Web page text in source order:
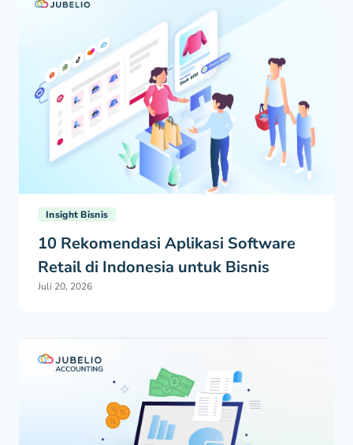
Insight Bisnis
10 Rekomendasi Aplikasi Software
Retail di Indonesia untuk Bisnis
Juli 20, 2026